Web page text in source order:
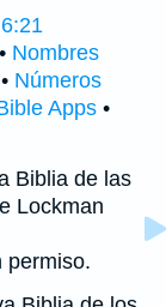
• Nombres
• Números
Apps •
Biblia de las
Lockman
permiso.